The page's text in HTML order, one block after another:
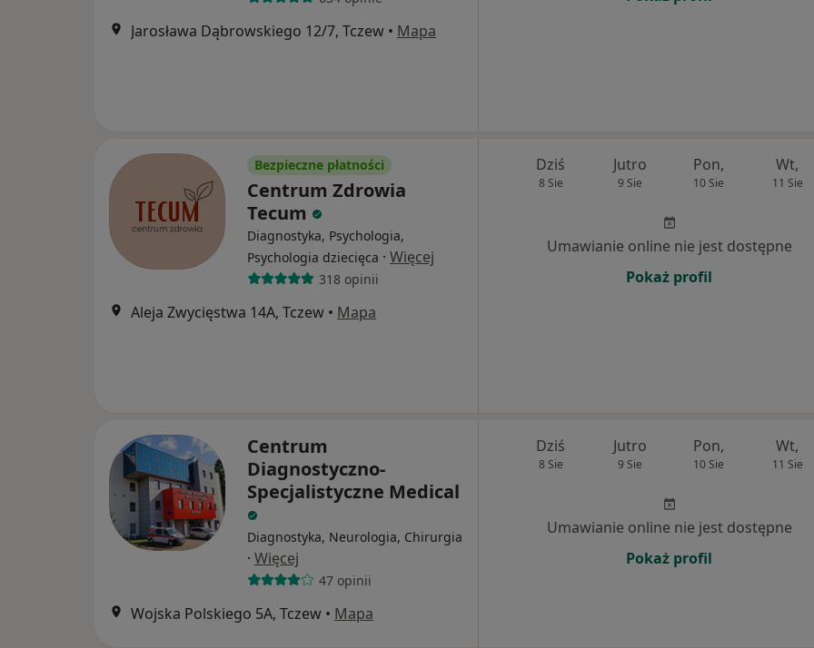
Jarosława Dąbrowskiego 12/7, Tczew • Mapa
Bezpieczne płatności
Centrum Zdrowia
Tecum
Diagnostyka, Psychologia,
Psychologia dziecięca · Więcej
318 opinii
Aleja Zwycięstwa 14A, Tczew • Mapa
Dziś
8 Sie
Jutro
9 Sie
Pon,
10 Sie
Wt,
11 Sie
Umawianie online nie jest dostępne
Pokaż profil
Centrum
Diagnostyczno-
Specjalistyczne Medical
Diagnostyka, Neurologia, Chirurgia
· Więcej
47 opinii
Wojska Polskiego 5A, Tczew • Mapa
Dziś
8 Sie
Jutro
9 Sie
Pon,
10 Sie
Wt,
11 Sie
Umawianie online nie jest dostępne
Pokaż profil